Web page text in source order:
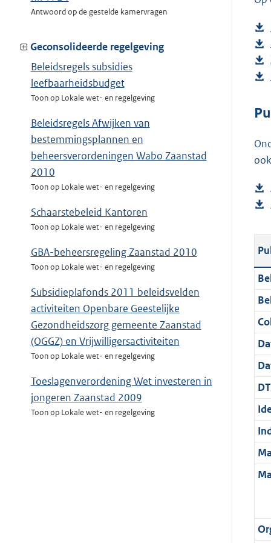
Antwoord op de gestelde kamervragen
Geconsolideerde regelgeving
Beleidsregels subsidies
leefbaarheidsbudget
Toon op Lokale wet- en regelgeving
Beleidsregels Afwijken van
bestemmingsplannen en
beheersverordeningen Wabo Zaanstad
2010
Toon op Lokale wet- en regelgeving
Schaarstebeleid Kantoren
Toon op Lokale wet- en regelgeving
GBA-beheersregeling Zaanstad 2010
Toon op Lokale wet- en regelgeving
Subsidieplafonds 2011 beleidsvelden
activiteiten Openbare Geestelijke
Gezondheidszorg gemeente Zaanstad
(OGGZ) en Vrijwilligersactiviteiten
Toon op Lokale wet- en regelgeving
Toeslagenverordening Wet investeren in
jongeren Zaanstad 2009
Toon op Lokale wet- en regelgeving